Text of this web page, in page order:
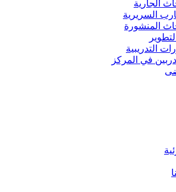
الجارية
السريرية
المنشورة
التدريبية
في المركز